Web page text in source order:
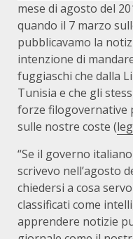
mese di agosto del
quando il 7 marzo
pubblicavamo la
intenzione di
fuggiaschi che dalla
Tunisia e che gli
forze filogovernative
sulle nostre coste (
“Se il governo
scrivevo nell’agosto
chiedersi a cosa
classificati come
apprendere notizie